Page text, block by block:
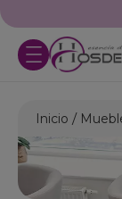
Inicio